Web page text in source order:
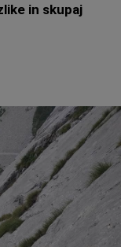
in skupaj